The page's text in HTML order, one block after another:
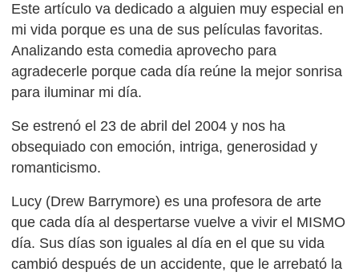
Este artículo va dedicado a alguien muy especial en
mi vida porque es una de sus películas favoritas.
Analizando esta comedia aprovecho para
agradecerle porque cada día reúne la mejor sonrisa
para iluminar mi día.
Se estrenó el 23 de abril del 2004 y nos ha
obsequiado con emoción, intriga, generosidad y
romanticismo.
Lucy (Drew Barrymore) es una profesora de arte
que cada día al despertarse vuelve a vivir el MISMO
día. Sus días son iguales al día en el que su vida
cambió después de un accidente, que le arrebató la